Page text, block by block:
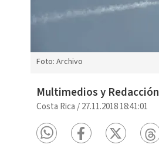
Foto: Archivo
Multimedios y Redacción
Costa Rica /27.11.2018 18:41:01